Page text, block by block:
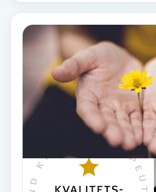
Color correction
Cryoterapi
Damklippning
Dermapen